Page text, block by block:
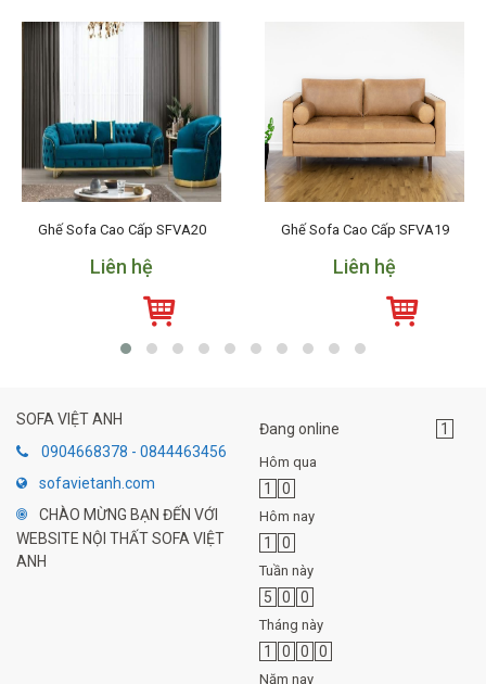
Ghế Sofa Cao Cấp SFVA20
Liên hệ
Ghế Sofa Cao Cấp SFVA19
Liên hệ
SOFA VIỆT ANH
0904668378 - 0844463456
sofavietanh.com
CHÀO MỪNG BẠN ĐẾN VỚI
WEBSITE NỘI THẤT SOFA VIỆT
ANH
Đang online 1
Hôm qua
1 0
Hôm nay
1 0
Tuần này
5 0 0
Tháng này
1 0 0 0
Năm nay